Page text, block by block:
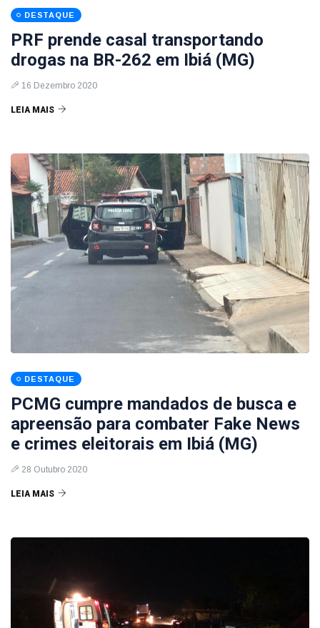
DESTAQUE
PRF prende casal transportando
drogas na BR-262 em Ibiá (MG)
16 Dezembro 2020
LEIA MAIS
DESTAQUE
PCMG cumpre mandados de busca e
apreensão para combater Fake News
e crimes eleitorais em Ibiá (MG)
28 Outubro 2020
LEIA MAIS